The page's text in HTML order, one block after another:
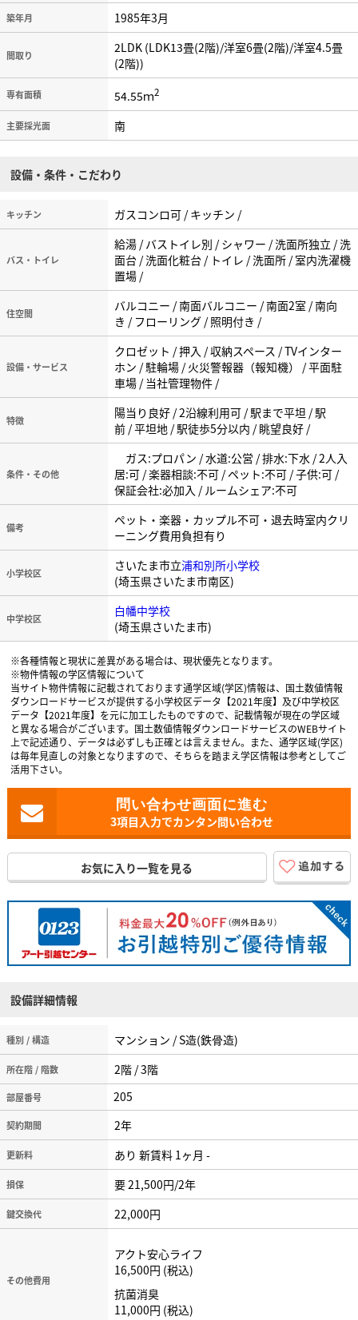
築年月 1985年3月
間取り
2LDK (LDK13畳(2階)/洋室6畳(2階)/洋室4.5畳
(2階))
専有面積 54.55ｍ2
主要採光面 南
設備・条件・こだわり
キッチン ガスコンロ可 / キッチン /
バス・トイレ
給湯 / バストイレ別 / シャワー / 洗面所独立 / 洗
面台 / 洗面化粧台 / トイレ / 洗面所 / 室内洗濯機
置場 /
住空間
バルコニー / 南面バルコニー / 南面2室 / 南向
き / フローリング / 照明付き /
設備・サービス
クロゼット / 押入 / 収納スペース / TVインター
ホン / 駐輪場 / 火災警報器（報知機） / 平面駐
車場 / 当社管理物件 /
特徴
陽当り良好 / 2沿線利用可 / 駅まで平坦 / 駅
前 / 平坦地 / 駅徒歩5分以内 / 眺望良好 /
条件・その他
ガス:プロパン / 水道:公営 / 排水:下水 / 2人入
居:可 / 楽器相談:不可 / ペット:不可 / 子供:可 /
保証会社:必加入 / ルームシェア:不可
備考
ペット・楽器・カップル不可・退去時室内クリ
ーニング費用負担有り
小学校区 さいたま市立浦和別所小学校
(埼玉県さいたま市南区)
中学校区
白幡中学校
(埼玉県さいたま市)
※各種情報と現状に差異がある場合は、現状優先となります。
※物件情報の学区情報について
当サイト物件情報に記載されております通学区域(学区)情報は、国土数値情報
ダウンロードサービスが提供する小学校区データ【2021年度】及び中学校区
データ【2021年度】を元に加工したものですので、記載情報が現在の学区域
と異なる場合がございます。国土数値情報ダウンロードサービスのWEBサイト
上で記述通り、データは必ずしも正確とは言えません。また、通学区域(学区)
は毎年見直しの対象となりますので、そちらを踏まえ学区情報は参考としてご
活用下さい。
3項目入力でカンタン問い合わせ
お気に入り一覧を見る
設備詳細情報
種別 / 構造 マンション / S造(鉄骨造)
所在階 / 階数
2階 / 3階
205
契約期間 2年
更新料 あり 新賃料 1ヶ月 -
損保 要 21,500円/2年
鍵交換代 22,000円
その他費用
アクト安心ライフ
16,500円 税込
抗菌消臭
11,000円 税込